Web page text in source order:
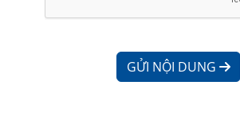
GỬI NỘI DUNG